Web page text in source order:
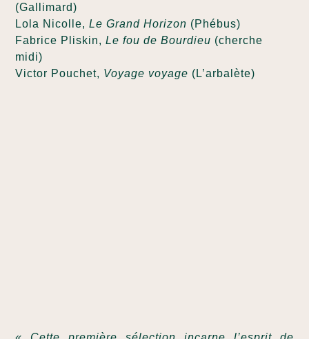
(Gallimard)
Lola Nicolle,Le Grand Horizon (Phébus)
Fabrice Pliskin,Le fou de Bourdieu (cherche
midi)
Victor Pouchet, Voyage voyage (L’arbalète)